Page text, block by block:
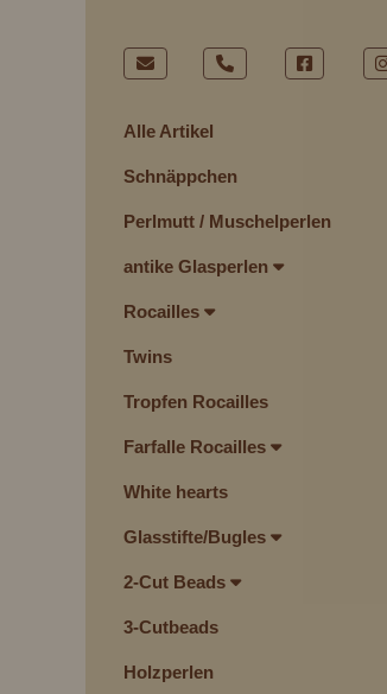
Alle Artikel
Schnäppchen
Perlmutt / Muschelperlen
antike Glasperlen
Rocailles
Twins
Tropfen Rocailles
Farfalle Rocailles
White hearts
Glasstifte/Bugles
2-Cut Beads
3-Cutbeads
Holzperlen